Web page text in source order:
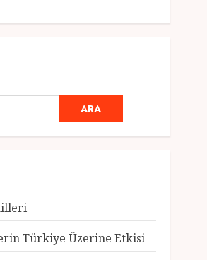
ARA
Türkiye Üzerine Etkisi